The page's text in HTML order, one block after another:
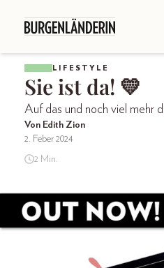
LIFESTYLE
Sie ist da! 💛
Auf das und noch viel mehr
Von Edith Zion
2. Feber 2024
2 Min.